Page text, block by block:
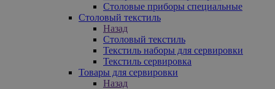
Столовые приборы специальные
Столовый текстиль
Назад
Столовый текстиль
Текстиль наборы для сервировки
Текстиль сервировка
Товары для сервировки
Назад